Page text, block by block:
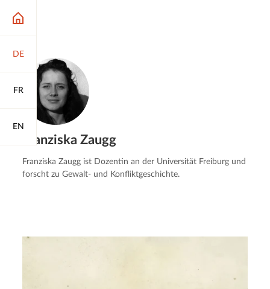
DE
FR
EN
Franziska Zaugg
Franziska Zaugg ist Dozentin an der Universität Freiburg und
forscht zu Gewalt- und Konfliktgeschichte.